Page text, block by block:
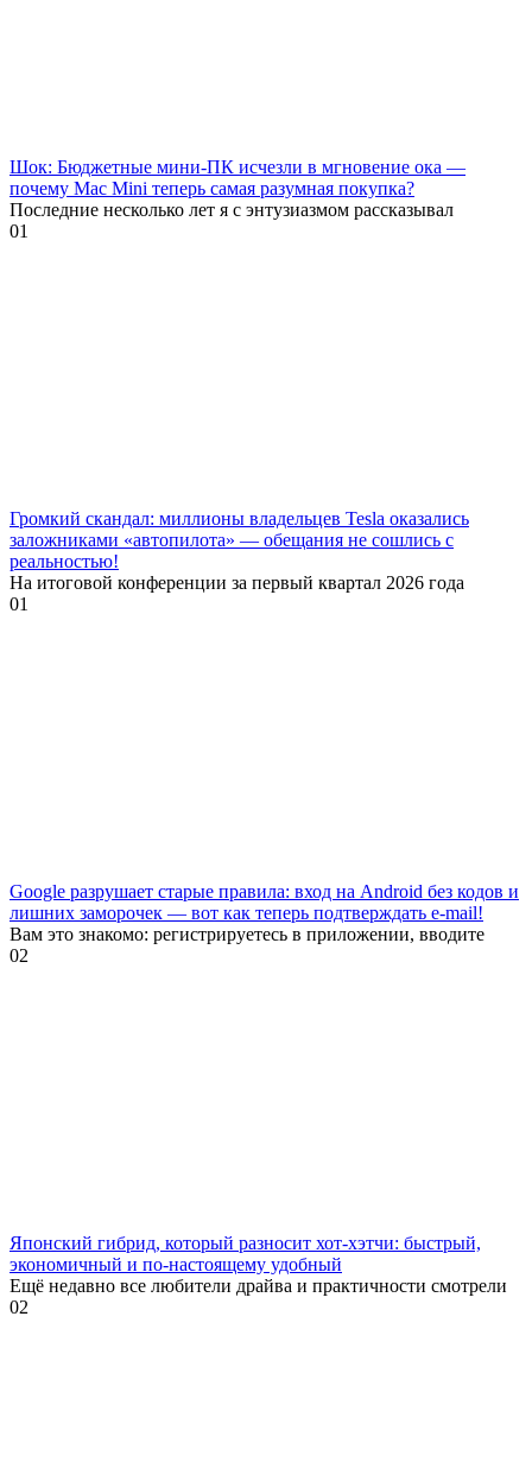
Шок: Бюджетные мини-ПК исчезли в мгновение ока —
почему Mac Mini теперь самая разумная покупка?
Последние несколько лет я с энтузиазмом рассказывал
01
Громкий скандал: миллионы владельцев Tesla оказались
заложниками «автопилота» — обещания не сошлись с
реальностью!
На итоговой конференции за первый квартал 2026 года
01
Google разрушает старые правила: вход на Android без кодов и
лишних заморочек — вот как теперь подтверждать e-mail!
Вам это знакомо: регистрируетесь в приложении, вводите
02
Японский гибрид, который разносит хот-хэтчи: быстрый,
экономичный и по-настоящему удобный
Ещё недавно все любители драйва и практичности смотрели
02